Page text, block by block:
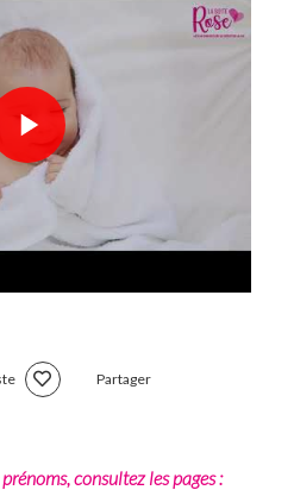
Partager
consultez les pages :